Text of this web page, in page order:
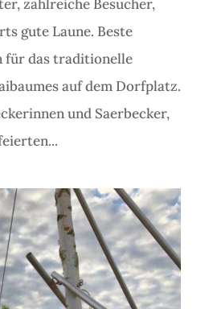
zahlreiche Besucher,
gute Laune. Beste
für das traditionelle
auf dem Dorfplatz.
und Saerbecker,